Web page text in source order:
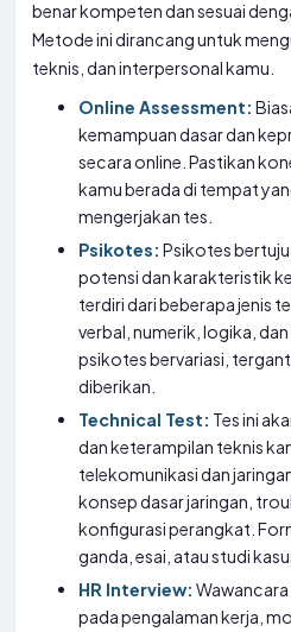
benar kompeten dan sesuai
Metode ini dirancang untuk
teknis, dan interpersonal kamu.
Online Assessment:
kemampuan dasar dan
secara online. Pastikan
kamu berada di tempat
mengerjakan tes.
Psikotes: Psikotes
potensi dan karakteristik
terdiri dari beberapa jenis
verbal, numerik, logika,
psikotes bervariasi,
diberikan.
Technical Test: Tes ini
dan keterampilan teknis
telekomunikasi dan
konsep dasar jaringan,
konfigurasi perangkat.
ganda, esai, atau studi
HR Interview:
pada pengalaman kerja,